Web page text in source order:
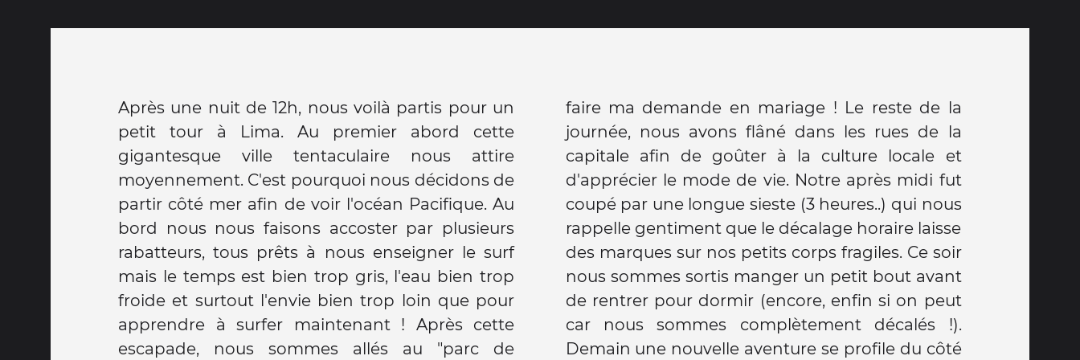
Après une nuit de 12h, nous voilà partis pour un
petit tour à Lima. Au premier abord cette
gigantesque ville tentaculaire nous attire
moyennement. C'est pourquoi nous décidons de
partir côté mer afin de voir l'océan Pacifique. Au
bord nous nous faisons accoster par plusieurs
rabatteurs, tous prêts à nous enseigner le surf
mais le temps est bien trop gris, l'eau bien trop
froide et surtout l'envie bien trop loin que pour
apprendre à surfer maintenant ! Après cette
escapade, nous sommes allés au "parc de
faire ma demande en mariage ! Le reste de la
journée, nous avons flâné dans les rues de la
capitale afin de goûter à la culture locale et
d'apprécier le mode de vie. Notre après midi fut
coupé par une longue sieste (3 heures..) qui nous
rappelle gentiment que le décalage horaire laisse
des marques sur nos petits corps fragiles. Ce soir
nous sommes sortis manger un petit bout avant
de rentrer pour dormir (encore, enfin si on peut
car nous sommes complètement décalés !).
Demain une nouvelle aventure se profile du côté